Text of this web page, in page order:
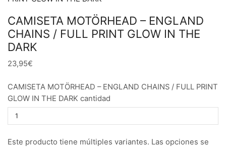
CAMISETA MOTÖRHEAD – ENGLAND
CHAINS / FULL PRINT GLOW IN THE
DARK
23,95€
CAMISETA MOTÖRHEAD – ENGLAND CHAINS / FULL PRINT
GLOW IN THE DARK cantidad
Este producto tiene múltiples variantes. Las opciones se